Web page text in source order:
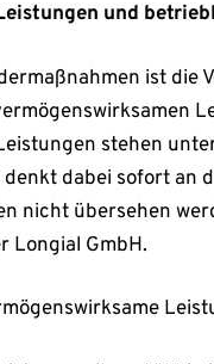
und
ist die
stehen
dabei sofort an
nicht übersehen
Longial GmbH.